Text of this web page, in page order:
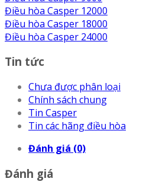
Điều hòa Casper 12000
Điều hòa Casper 18000
Điều hòa Casper 24000
Tin tức
Chưa được phân loại
Chính sách chung
Tin Casper
Tin các hãng điều hòa
Đánh giá (0)
Đánh giá